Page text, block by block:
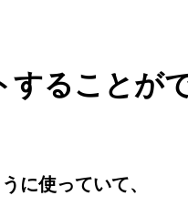
ることが
に使っていて、